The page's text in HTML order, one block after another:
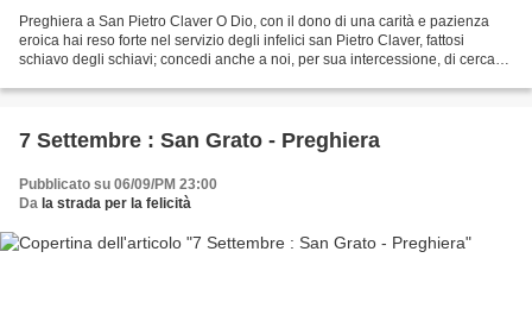
Preghiera a San Pietro Claver O Dio, con il dono di una carità e pazienza
eroica hai reso forte nel servizio degli infelici san Pietro Claver, fattosi
schiavo degli schiavi; concedi anche a noi, per sua intercessione, di cercare
7 Settembre : San Grato - Preghiera
Pubblicato su 06/09/PM 23:00
Da la strada per la felicità